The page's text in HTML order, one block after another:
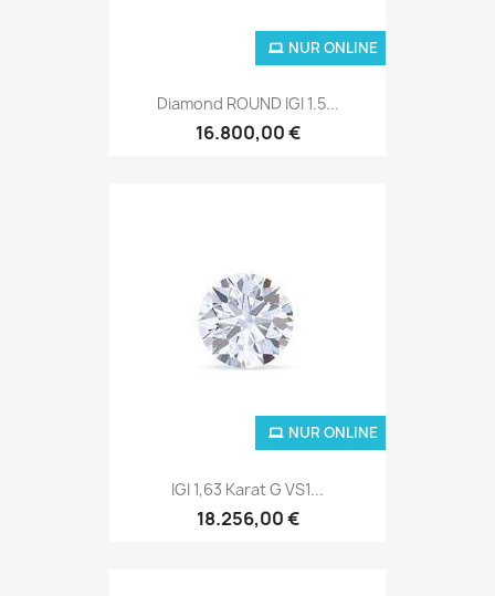
Diamond ROUND IGI 1.5...
16.800,00 €
NUR ONLINE
IGI 1,63 Karat G VS1...
18.256,00 €
NUR ONLINE